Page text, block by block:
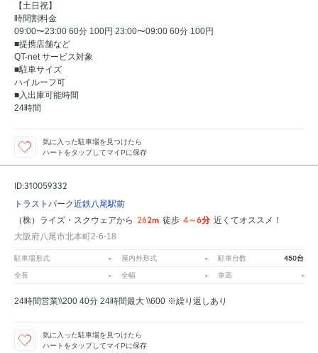
【土日祝】
時間割料金
09:00〜23:00 60分 100円 23:00〜09:00 60分 100円
■提携店舗など
QT-net サービス対象
■駐車サイズ
ハイルーフ可
■入出庫可能時間
24時間
気に入った駐車場を見つけたら
ハートをタップしてマイPに保存
ID:310059332
トラストパーク近鉄八尾駅前
（株）ライズ・スクウェアから 262m 徒歩 4～6分 近くてオススメ！
大阪府八尾市北本町2-6-18
駐車場形式 - 屋内外形式 - 駐車台数 450台
全長 - 全幅 - 車高 -
24時間営業\\200 40分 24時間最大 \\600 ※繰り返しあり
気に入った駐車場を見つけたら
ハートをタップしてマイPに保存